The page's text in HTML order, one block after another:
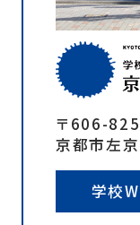
〒606-
京都市左
学校